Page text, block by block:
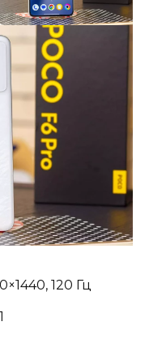
120 Гц